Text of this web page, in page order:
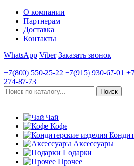
О компании
Партнерам
Доставка
Контакты
WhatsApp Viber Заказать звонок
+7(800) 550-25-22 +7(915) 930-67-01
274-87-73
Чай
Кофе
Аксессуары
Подарки
Прочее